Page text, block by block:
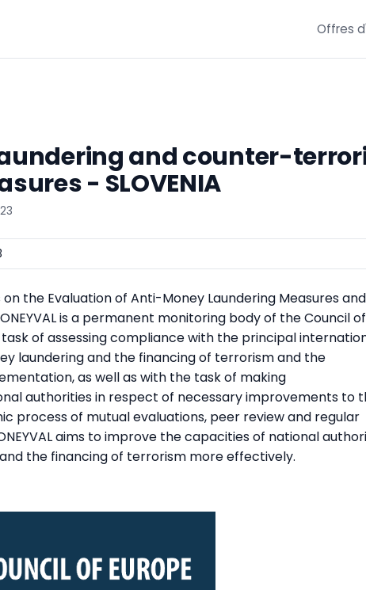
Offres
and counter-
- SLOVENIA
the Evaluation of Anti-Money Laundering Measures
is a permanent monitoring body of the Council of
of assessing compliance with the principal
laundering and the financing of terrorism and the
as well as with the task of making
authorities in respect of necessary improvements to
process of mutual evaluations, peer review and regular
aims to improve the capacities of national
the financing of terrorism more effectively.